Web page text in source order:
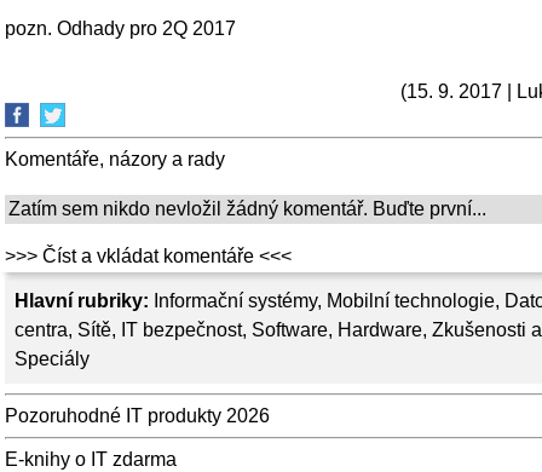
Hlavní rubriky: Informační systémy, Mobilní technologie,
centra, Sítě, IT bezpečnost, Software, Hardware, Zkušenosti
Speciály
Pozoruhodné IT produkty 2026
E-knihy o IT zdarma
pozn. Odhady pro 2Q 2017
(15. 9. 2017 |
Komentáře, názory a rady
Zatím sem nikdo nevložil žádný komentář. Buďte první...
>>> Číst a vkládat komentáře <<<